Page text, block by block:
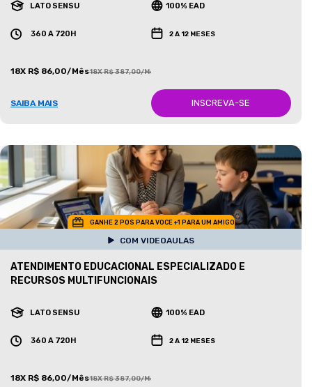
LATO SENSU 100% EAD
360 A 720H 2 A 12 MESES
18X R$ 86,00/Mês18X R$ 387,00/Mês
SAIBA MAIS INSCREVA-SE
GANHE 2 POS PARA VOCE +1 PARA UM AMIGO
COM VIDEOAULAS
ATENDIMENTO EDUCACIONAL ESPECIALIZADO E
RECURSOS MULTIFUNCIONAIS
LATO SENSU 100% EAD
360 A 720H 2 A 12 MESES
18X R$ 86,00/Mês18X R$ 387,00/Mês